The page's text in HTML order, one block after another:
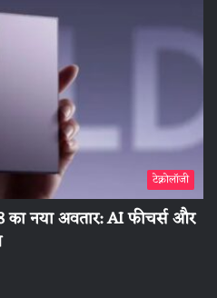
टेक्नोलॉजी
नया अवतार: AI फीचर्स और